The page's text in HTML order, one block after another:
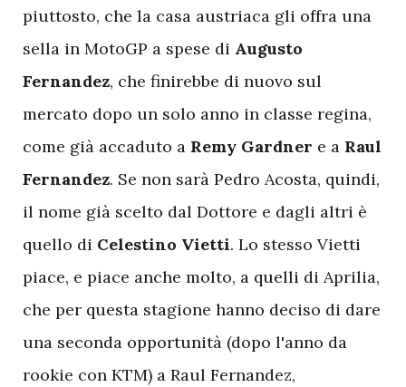
piuttosto, che la casa austriaca gli offra una
sella in MotoGP a spese di Augusto
Fernandez, che finirebbe di nuovo sul
mercato dopo un solo anno in classe regina,
come già accaduto a Remy Gardner e a Raul
Fernandez. Se non sarà Pedro Acosta, quindi,
il nome già scelto dal Dottore e dagli altri è
quello di Celestino Vietti. Lo stesso Vietti
piace, e piace anche molto, a quelli di Aprilia,
che per questa stagione hanno deciso di dare
una seconda opportunità (dopo l'anno da
rookie con KTM) a Raul Fernandez,